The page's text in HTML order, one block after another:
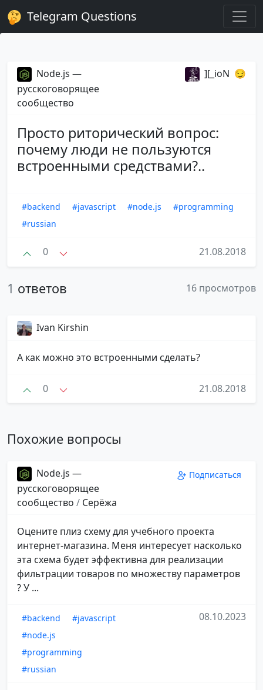
Telegram Questions
Node.js —
русскоговорящее
сообщество
][_ioN ‏ 😏
Просто риторический вопрос:
почему люди не пользуются
встроенными средствами?..
#backend #javascript #node.js
#programming
#russian
0 21.08.2018
1 ответов 16 просмотров
Ivan Kirshin
А как можно это встроенными сделать?
0 21.08.2018
Похожие вопросы
Node.js —
русскоговорящее
сообщество / Серёжа
Подписаться
Оцените плиз схему для учебного проекта
интернет-магазина. Меня интересует насколько
эта схема будет эффективна для реализации
фильтрации товаров по множеству параметров
? У ...
#backend
#javascript
#node.js
#programming
#russian
08.10.2023